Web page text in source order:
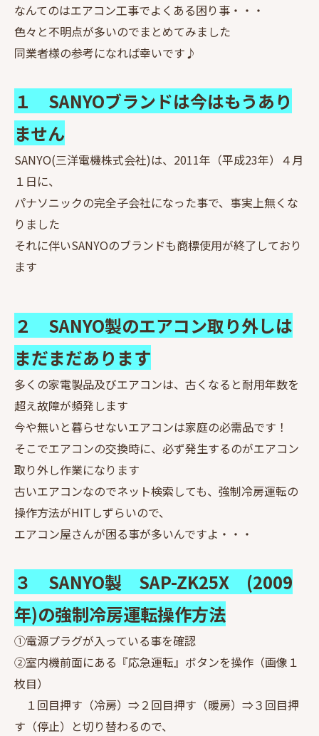
なんてのはエアコン工事でよくある困り事・・・
色々と不明点が多いのでまとめてみました
同業者様の参考になれば幸いです♪
１ SANYOブランドは今はもうあり
ません
SANYO(三洋電機株式会社)は、2011年（平成23年）４月
１日に、
パナソニックの完全子会社になった事で、事実上無くな
りました
それに伴いSANYOのブランドも商標使用が終了しており
ます
２ SANYO製のエアコン取り外しは
まだまだあります
多くの家電製品及びエアコンは、古くなると耐用年数を
超え故障が頻発します
今や無いと暮らせないエアコンは家庭の必需品です！
そこでエアコンの交換時に、必ず発生するのがエアコン
取り外し作業になります
古いエアコンなのでネット検索しても、強制冷房運転の
操作方法がHITしずらいので、
エアコン屋さんが困る事が多いんですよ・・・
３ SANYO製 SAP-ZK25X (2009
年)の強制冷房運転操作方法
①電源プラグが入っている事を確認
②室内機前面にある『応急運転』ボタンを操作（画像１
枚目）
１回目押す（冷房）⇒２回目押す（暖房）⇒３回目押
す（停止）と切り替わるので、